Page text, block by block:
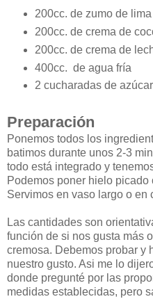
200cc. de zumo de lima
200cc. de crema de
200cc. de crema de
400cc. de agua fría
2 cucharadas de azúcar
Preparación
Ponemos todos los
batimos durante unos 2-3
todo está integrado y
Podemos poner hielo picado
Servimos en vaso largo o en
Las cantidades son
función de si nos gusta más
cremosa. Debemos probar y
nuestro gusto. Asi me lo
donde pregunté por las
medidas establecidas, pero